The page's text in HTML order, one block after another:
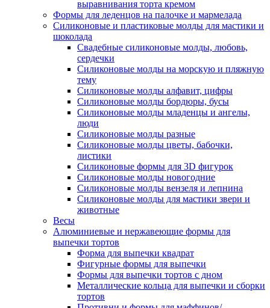
выравнивания торта кремом
Формы для леденцов на палочке и мармелада
Силиконовые и пластиковые молды для мастики и
шоколада
Свадебные силиконовые молды, любовь,
сердечки
Силиконовые молды на морскую и пляжную
тему
Силиконовые молды алфавит, цифры
Силиконовые молды бордюры, бусы
Силиконовые молды младенцы и ангелы,
люди
Силиконовые молды разные
Силиконовые молды цветы, бабочки,
листики
Силиконовые формы для 3D фигурок
Силиконовые молды новогодние
Силиконовые молды вензеля и лепнина
Силиконовые молды для мастики звери и
животные
Весы
Алюминиевые и нержавеющие формы для
выпечки тортов
Форма для выпечки квадрат
Фигурные формы для выпечки
Формы для выпечки тортов с дном
Металлические кольца для выпечки и сборки
тортов